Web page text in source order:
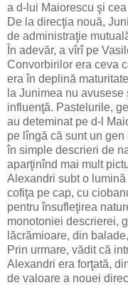
a d-lui Maiorescu şi
De la direcţia nouă,
de administraţie
În adevăr, a vîrî pe
Convorbirilor era ceva
era în deplină
la Junimea nu
influenţă. Pastelurile,
au deteminat pe d-l
pe lîngă că sunt un
în simple descrieri de
aparţinînd mai mult
Alexandri subt o
cofiţa pe cap, cu
pentru însufleţirea
monotoniei descrierei,
lăcrămioare, din
Prin urmare, vădit că
Alexandri era forţată,
de valoare a nouei